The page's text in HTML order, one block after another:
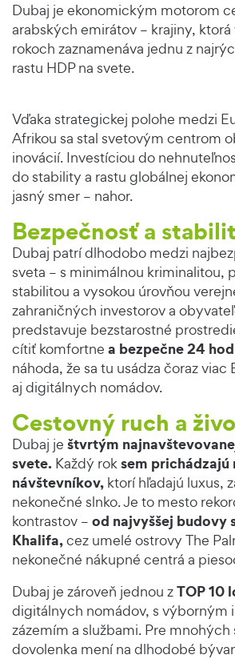
Dubaj je ekonomickým motorom
arabských emirátov – krajiny,
rokoch zaznamenáva jednu z
rastu HDP na svete.
Vďaka strategickej polohe medzi
Afrikou sa stal svetovým centrom
inovácií. Investíciou do
do stability a rastu globálnej
jasný smer – nahor.
Bezpečnosť a
Dubaj patrí dlhodobo medzi
sveta – s minimálnou kriminalitou,
stabilitou a vysokou úrovňou
zahraničných investorov a
predstavuje bezstarostné
cítiť komfortne a bezpečne 24
náhoda, že sa tu usádza čoraz viac
aj digitálnych nomádov.
Cestovný ruch a
Dubaj je štvrtým
svete. Každý roksem
návštevníkov, ktorí hľadajú luxus,
nekonečné slnko. Je to mesto
kontrastov – od najvyššej budovy
Khalifa,cez umelé ostrovy The
nekonečné nákupné centrá a
Dubaj je zároveň jednou zTOP 10
digitálnych nomádov, s výborným
zázemím a službami. Pre mnohých
dovolenka mení na dlhodobé